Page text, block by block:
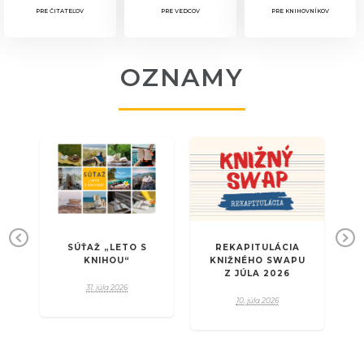
PRE ČITATEĽOV PRE VEDCOV PRE KNIHOVNÍKOV
OZNAMY
SÚŤAŽ „LETO S
KNIHOU“
31. júla 2026
REKAPITULÁCIA
KNIŽNÉHO SWAPU
Z JÚLA 2026
10. júla 2026